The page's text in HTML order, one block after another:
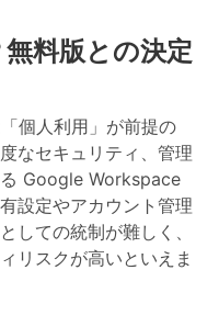
料版との決定
個人利用」が前提の
なセキュリティ、管理
Google Workspace
設定やアカウント管理
しての統制が難しく、
リスクが高いといえま